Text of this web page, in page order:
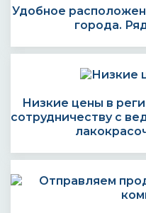
Удобное
города.
Низкие цены в
сотрудничеству с